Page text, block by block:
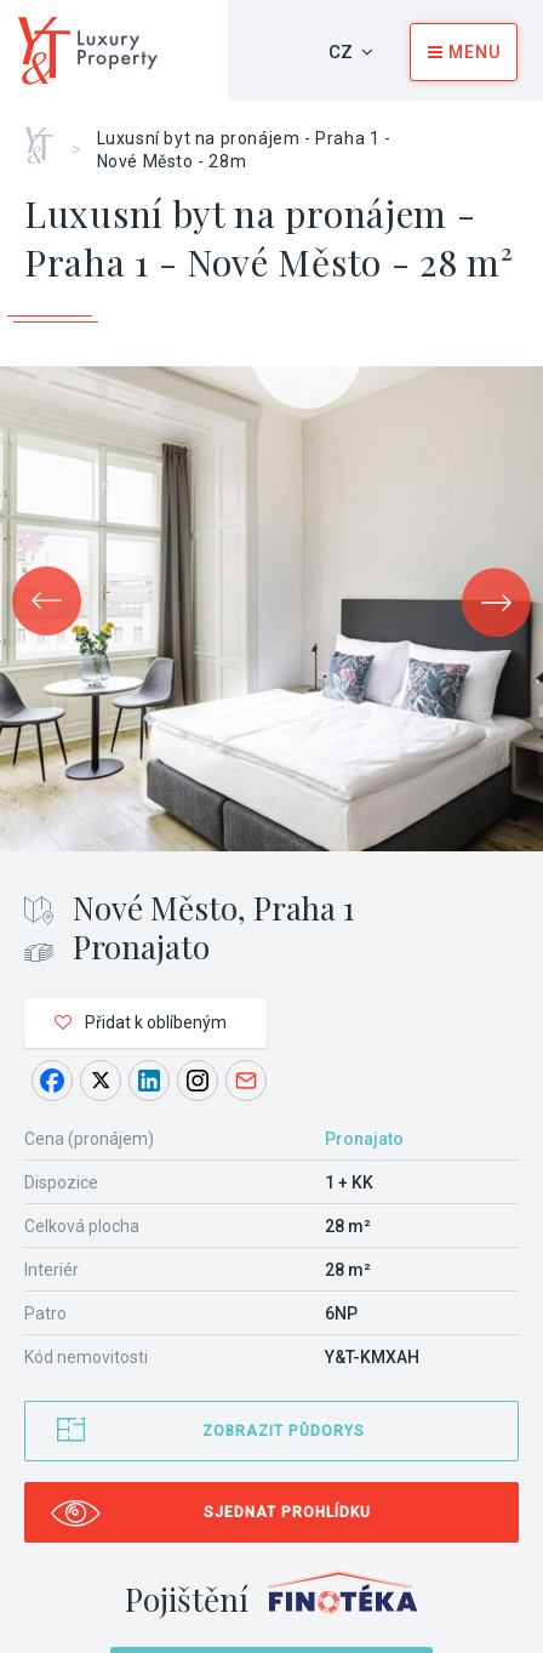
CZ MENU
Home
>
Luxusní byt na pronájem - Praha 1 -
Nové Město - 28m
Luxusní byt na pronájem -
Praha 1 - Nové Město - 28 m²
Nové Město, Praha 1
Pronajato
Přidat k oblíbeným
Cena (pronájem) Pronajato
Dispozice 1 + KK
Celková plocha 28 m²
Interiér 28 m²
Patro 6NP
Kód nemovitosti Y&T-KMXAH
ZOBRAZIT PŮDORYS
SJEDNAT PROHLÍDKU
Pojištění